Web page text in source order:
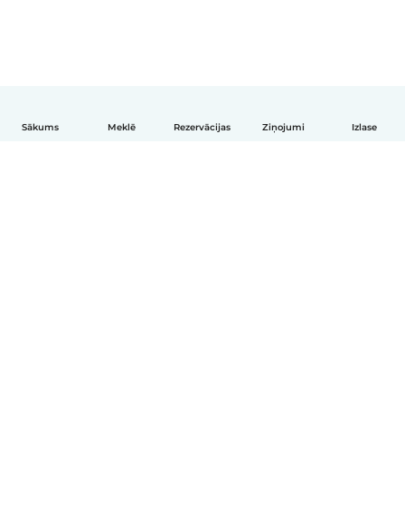
Sākums Meklē Rezervācijas Ziņojumi Izlase